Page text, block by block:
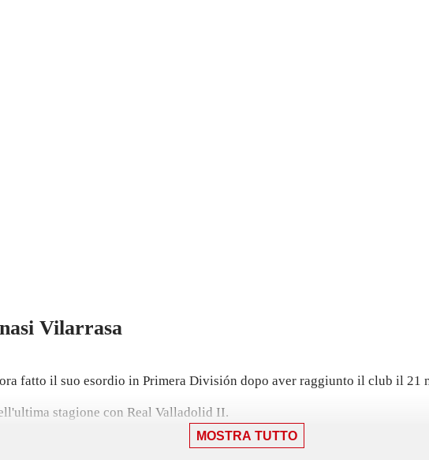
Vilarrasa
fatto il suo esordio in Primera División dopo aver raggiunto il club il 21
stagione con Real Valladolid II.
mentre prima giocava con Real Valladolid II, con cui ha collezionato 29
MOSTRA TUTTO